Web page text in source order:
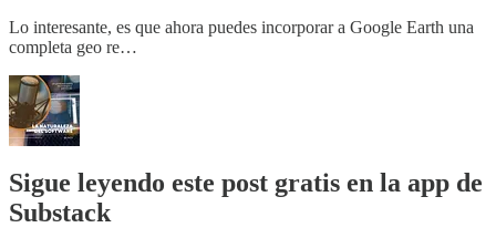
Lo interesante, es que ahora puedes incorporar a Google Earth una
completa geo re…
Sigue leyendo este post gratis en la app de
Substack